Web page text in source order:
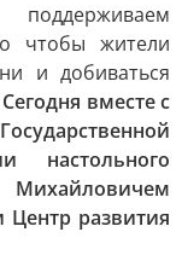
чтобы жители
и добиваться
Сегодня вместе с
настольного
развития